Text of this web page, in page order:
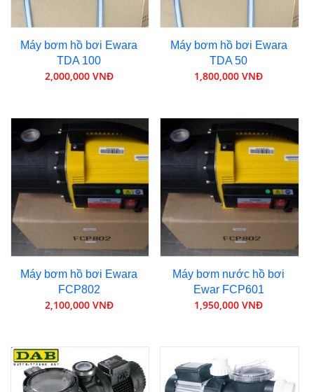
Máy bơm hồ bơi Ewara
TDA 100
2,000,000 VNĐ
Máy bơm hồ bơi Ewara
TDA 50
1,800,000 VNĐ
Máy bơm hồ bơi Ewara
FCP802
2,100,000 VNĐ
Máy bơm nước hồ bơi
Ewar FCP601
1,950,000 VNĐ